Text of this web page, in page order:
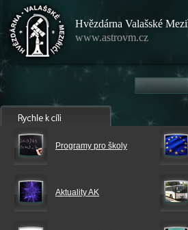
Hvězdárna Valašské
www.astrovm.cz
Programy pro školy
Aktuality AK